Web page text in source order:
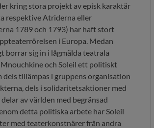
kring stora projekt av episk karaktär
respektive Atriderna eller
1789 och 1793) har haft stort
i Europa. Medan
borrar sig in i lågmälda teatrala
och Soleil ett politiskt
dels tillämpas i gruppens organisation
dels i solidaritetsaktioner med
av världen med begränsad
detta politiska arbete har Soleil
med teaterkonstnärer från andra